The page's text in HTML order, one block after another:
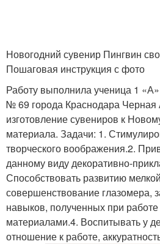
Новогодний сувенир Пингвин
Пошаговая инструкция с фото
Работу выполнила ученица 1
№ 69 города Краснодара Черная
изготовление сувениров к
материала. Задачи: 1.
творческого воображения.2.
данному виду декоративно-
Способствовать развитию
совершенствование глазомера,
навыков, полученных при работе
материалами.4. Воспитывать у
отношение к работе,